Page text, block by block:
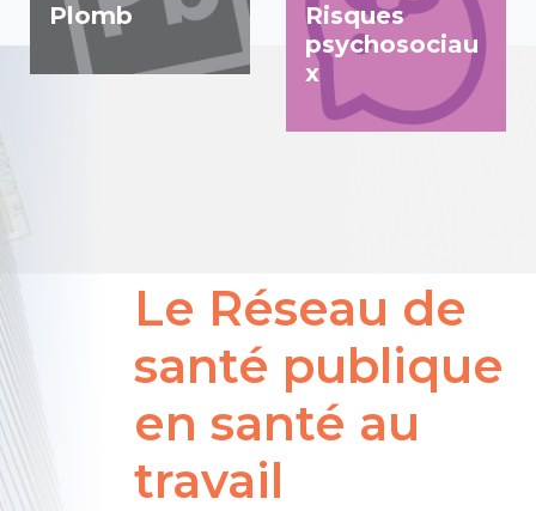
Plomb
Risques
psychosociau
x
Le Réseau de
santé publique
en santé au
travail